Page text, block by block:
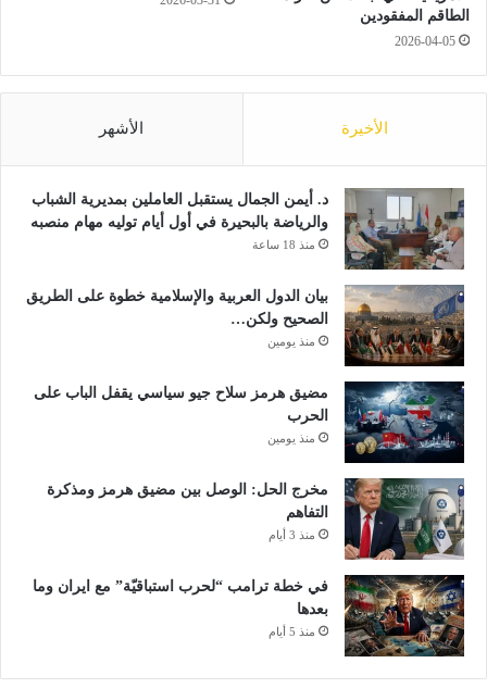
ئ
ب
ط
و
ع
ى
الطاقم المفقودين
2026-04-05
الأخيرة الأشهر
د. أيمن الجمال يستقبل العاملين بمديرية الشباب
والرياضة بالبحيرة في أول أيام توليه مهام منصبه
منذ 18 ساعة
بيان الدول العربية والإسلامية خطوة على الطريق
الصحيح ولكن…
منذ يومين
مضيق هرمز سلاح جيو سياسي يقفل الباب على
الحرب
منذ يومين
مخرج الحل: الوصل بين مضيق هرمز ومذكرة
التفاهم
منذ 3 أيام
في خطة ترامب “لحرب استباقيّة” مع ايران وما
بعدها
منذ 5 أيام